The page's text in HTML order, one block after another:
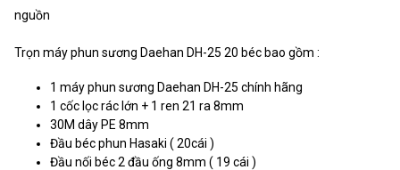
nguồn
Trọn máy phun sương Daehan DH-25 20 béc bao gồm :
1 máy phun sương Daehan DH-25 chính hãng
1 cốc lọc rác lớn + 1 ren 21 ra 8mm
30M dây PE 8mm
Đầu béc phun Hasaki ( 20cái )
Đầu nối béc 2 đầu ống 8mm ( 19 cái )